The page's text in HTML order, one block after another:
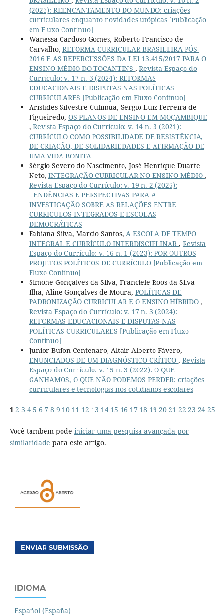
(2023): REENCANTAMENTO DO MUNDO: criações
curriculares enquanto novidades utópicas [Publicação
em Fluxo Contínuo]
Wanessa Cardoso Gomes, Roberto Francisco de
Carvalho, REFORMA CURRICULAR BRASILEIRA PÓS-
2016 E AS REPERCUSSÕES DA LEI 13.415/2017 PARA O
ENSINO MÉDIO DO TOCANTINS , Revista Espaço do
Currículo: v. 17 n. 3 (2024): REFORMAS
EDUCACIONAIS E DISPUTAS NAS POLÍTICAS
CURRICULARES [Publicação em Fluxo Contínuo]
Aristides Silvestre Culimua, Sérgio Luiz Ferreira de
Figueiredo, OS PLANOS DE ENSINO EM MOÇAMBIQUE
, Revista Espaço do Currículo: v. 14 n. 3 (2021):
CURRÍCULO COMO POSSIBILIDADE DE RESISTÊNCIA,
DE CRIAÇÃO, DE SOLIDARIEDADES E AFIRMAÇÃO DE
UMA VIDA BONITA
Sérgio Severo do Nascimento, José Henrique Duarte
Neto, INTEGRAÇÃO CURRICULAR NO ENSINO MÉDIO ,
Revista Espaço do Currículo: v. 19 n. 2 (2026):
TENDÊNCIAS E PERSPECTIVAS PARA A
INVESTIGAÇÃO SOBRE AS RELAÇÕES ENTRE
CURRÍCULOS INTEGRADOS E ESCOLAS
DEMOCRÁTICAS
Fabiana Silva, Marcio Santos, A ESCOLA DE TEMPO
INTEGRAL E CURRÍCULO INTERDISCIPLINAR , Revista
Espaço do Currículo: v. 16 n. 1 (2023): POR OUTROS
PROJETOS POLÍTICOS DE CURRÍCULO [Publicação em
Fluxo Contínuo]
Simone Gonçalves da Silva, Franciele Roos da Silva
Ilha, Aline Gonçalves de Moura, POLÍTICAS DE
PADRONIZAÇÃO CURRICULAR E O ENSINO HÍBRIDO ,
Revista Espaço do Currículo: v. 17 n. 3 (2024):
REFORMAS EDUCACIONAIS E DISPUTAS NAS
POLÍTICAS CURRICULARES [Publicação em Fluxo
Contínuo]
Junior Bufon Centenaro, Altair Alberto Fávero,
ENUNCIADOS DE UM DIAGNÓSTICO CRÍTICO , Revista
Espaço do Currículo: v. 15 n. 3 (2022): O QUE
GANHAMOS, O QUE NÃO PODEMOS PERDER: criações
curriculares e tecnologias nos cotidianos escolares
1 2 3 4 5 6 7 8 9 10 11 12 13 14 15 16 17 18 19 20 21 22 23 24 25
Você também pode iniciar uma pesquisa avançada por
similaridade para este artigo.
ENVIAR SUBMISSÃO
IDIOMA
Español (España)